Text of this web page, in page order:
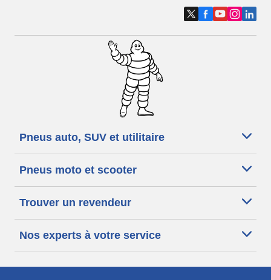
Pneus auto, SUV et utilitaire
Pneus moto et scooter
Trouver un revendeur
Nos experts à votre service